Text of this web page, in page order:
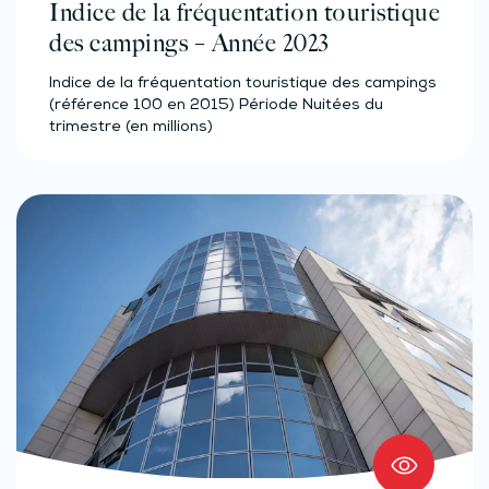
Indice de la fréquentation touristique
des campings – Année 2023
Indice de la fréquentation touristique des campings
(référence 100 en 2015) Période Nuitées du
trimestre (en millions)